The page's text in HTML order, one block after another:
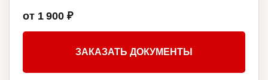
от 1 900 ₽
ЗАКАЗАТЬ ДОКУМЕНТЫ